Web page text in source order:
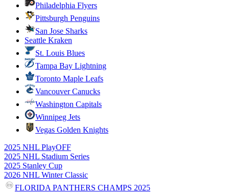
Philadelphia Flyers
Pittsburgh Penguins
San Jose Sharks
Seattle Kraken
St. Louis Blues
Tampa Bay Lightning
Toronto Maple Leafs
Vancouver Canucks
Washington Capitals
Winnipeg Jets
Vegas Golden Knights
2025 NHL PlayOFF
2025 NHL Stadium Series
2025 Stanley Cup
2026 NHL Winter Classic
FLORIDA PANTHERS CHAMPS 2025